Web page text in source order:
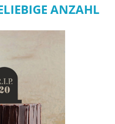
ANZAHL